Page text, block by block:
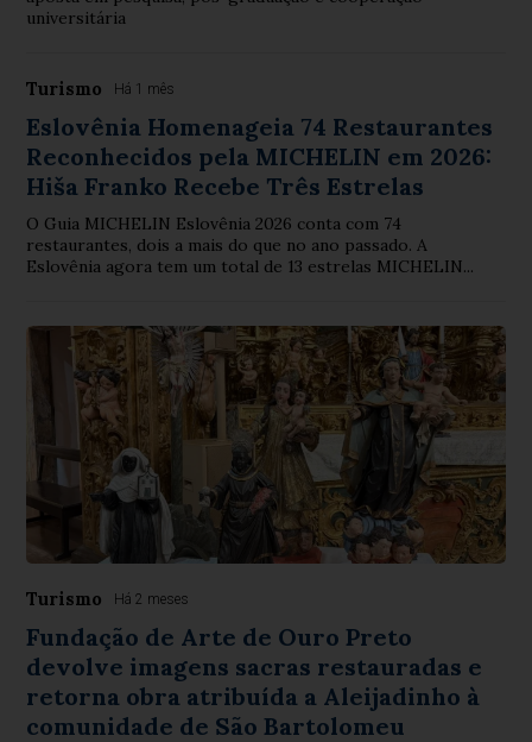
universitária
Turismo Há 1 mês
Eslovênia Homenageia 74 Restaurantes
Reconhecidos pela MICHELIN em 2026:
Hiša Franko Recebe Três Estrelas
O Guia MICHELIN Eslovênia 2026 conta com 74
restaurantes, dois a mais do que no ano passado. A
Eslovênia agora tem um total de 13 estrelas MICHELIN...
Turismo Há 2 meses
Fundação de Arte de Ouro Preto
devolve imagens sacras restauradas e
retorna obra atribuída a Aleijadinho à
comunidade de São Bartolomeu